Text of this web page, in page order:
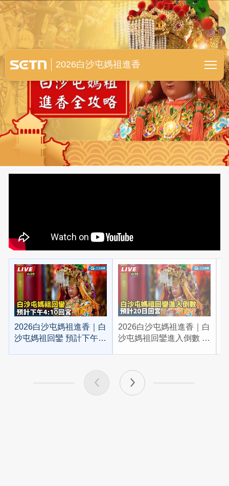
白沙屯媽祖進香全紀錄
2026白沙屯媽祖進香
2026白沙屯媽祖進香｜白
沙屯媽祖回鑾 預計下午
2026白沙屯媽祖進香｜白
沙屯媽祖回鑾進入倒數 預